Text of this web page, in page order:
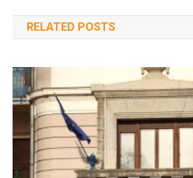
RELATED POSTS